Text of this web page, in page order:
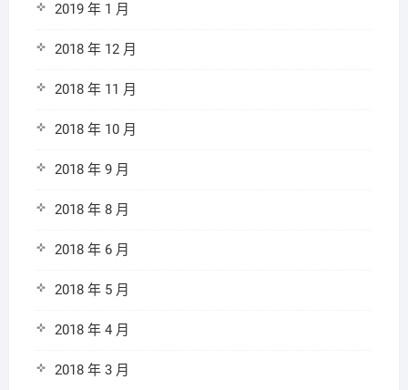
2019 年 1 月
2018 年 12 月
2018 年 11 月
2018 年 10 月
2018 年 9 月
2018 年 8 月
2018 年 6 月
2018 年 5 月
2018 年 4 月
2018 年 3 月